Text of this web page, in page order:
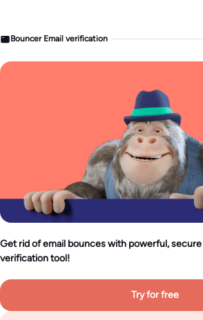
Bouncer Email verification
Get rid of email bounces with powerful, secure
verification tool!
Try for free